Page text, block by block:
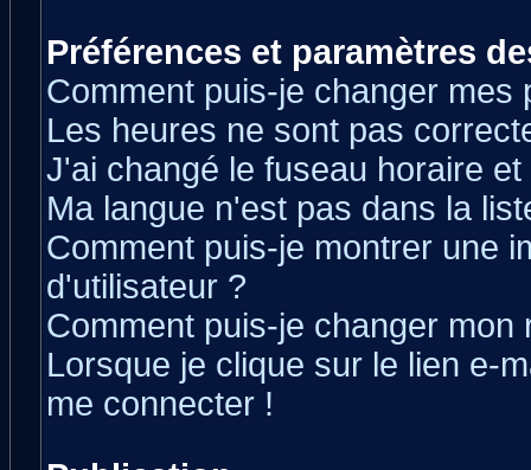
Préférences et paramètres
Comment puis-je changer mes
Les heures ne sont pas
J'ai changé le fuseau horaire
Ma langue n'est pas dans la
Comment puis-je montrer une
d'utilisateur ?
Comment puis-je changer mon
Lorsque je clique sur le lien e-
me connecter !